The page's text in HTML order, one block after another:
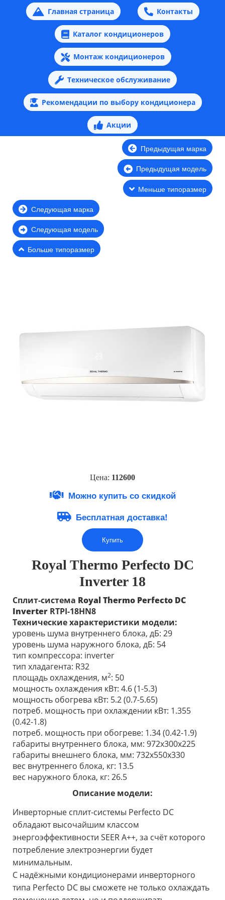
Главная страница Контакты
Каталог кондиционеров
Монтаж кондиционеров
Техническое обслуживание
Рекомендации по выбору кондиционера
Акции
Предыдущая марка
Предыдущая модель
Меньше типоразмер
Следующая марка
Следующая модель
Больше типоразмер
Цена: 112600
Можно купить со скидкой
Бесплатная доставка!
Купить
Royal Thermo Perfecto DC
Inverter 18
Сплит-система Royal Thermo Perfecto DC
Inverter RTPI-18HN8
Технические характеристики модели:
уровень шума внутреннего блока, дБ: 29
уровень шума наружного блока, дБ: 54
тип компрессора: inverter
тип хладагента: R32
площадь охлаждения, м2: 50
мощность охлаждения кВт: 4.6(1-5.3)
мощность обогрева кВт: 5.2(0.7-5.65)
потреб. мощность при охлаждении кВт: 1.355
(0.42-1.8)
потреб. мощность при обогреве: 1.34 (0.42-1.9)
габариты внутреннего блока, мм: 972x300x225
габариты внешнего блока, мм: 732x550x330
вес внутреннего блока, кг: 13.5
вес наружного блока, кг: 26.5
Описание модели:
Инверторные сплит-системы Perfecto DC
обладают высочайшим классом
энергоэффективности SEER A++, за счёт которого
потребление электроэнергии будет
минимальным.
С надёжными кондиционерами инверторного
типа Perfecto DC вы сможете не только охлаждать